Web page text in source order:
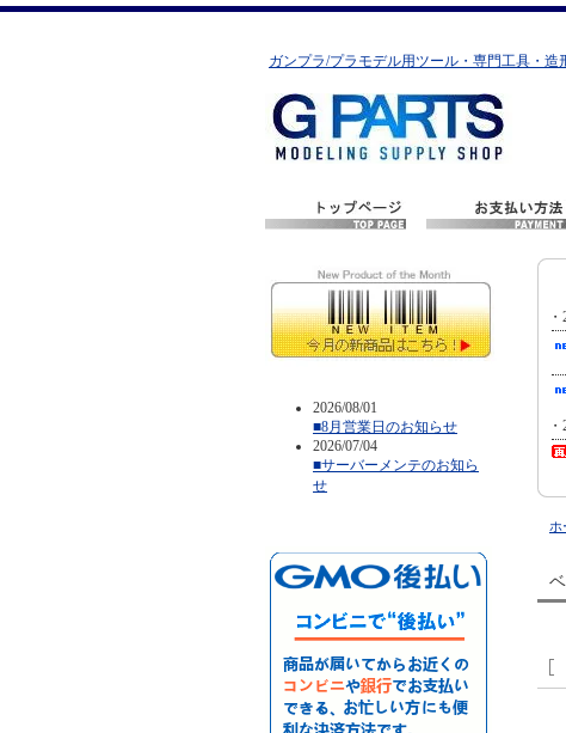
ガンプラ/プラモデル用ツール・専門工具・
2026/08/01
■8月営業日のお知らせ
2026/07/04
■サーバーメンテのお知ら
せ
ホ